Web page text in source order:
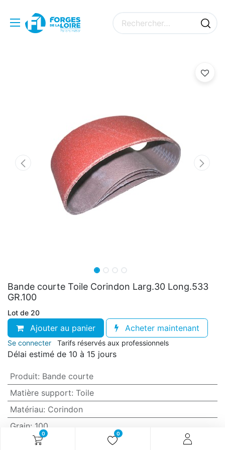
0 0
Bande courte Toile Corindon Larg.30 Long.533
GR.100
Lot de 20
Ajouter au panier Acheter maintenant
Se connecter Tarifs réservés aux professionnels
Délai estimé de 10 à 15 jours
Produit: Bande courte
Matière support: Toile
Matériau: Corindon
Grain: 100
Anti-encrassement
Non (standard)